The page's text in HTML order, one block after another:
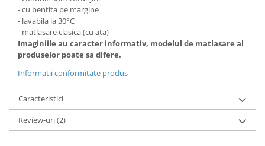
- cu bentita pe margine
- lavabila la 30°C
- matlasare clasica (cu ata)
Imaginiile au caracter informativ, modelul de matlasare al
produselor poate sa difere.
Informatii conformitate produs
Caracteristici
Review-uri(2)